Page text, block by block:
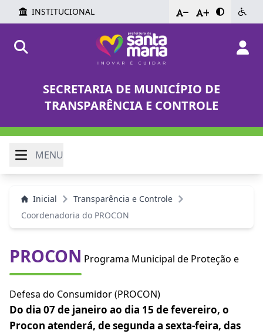
INSTITUCIONAL - +
SECRETARIA DE MUNICÍPIO DE
TRANSPARÊNCIA E CONTROLE
MENU
Inicial
Transparência e Controle
Coordenadoria do PROCON
PROCON Programa Municipal de Proteção e
Defesa do Consumidor (PROCON)
Do dia 07 de janeiro ao dia 15 de fevereiro, o
Procon atenderá, de segunda a sexta-feira, das